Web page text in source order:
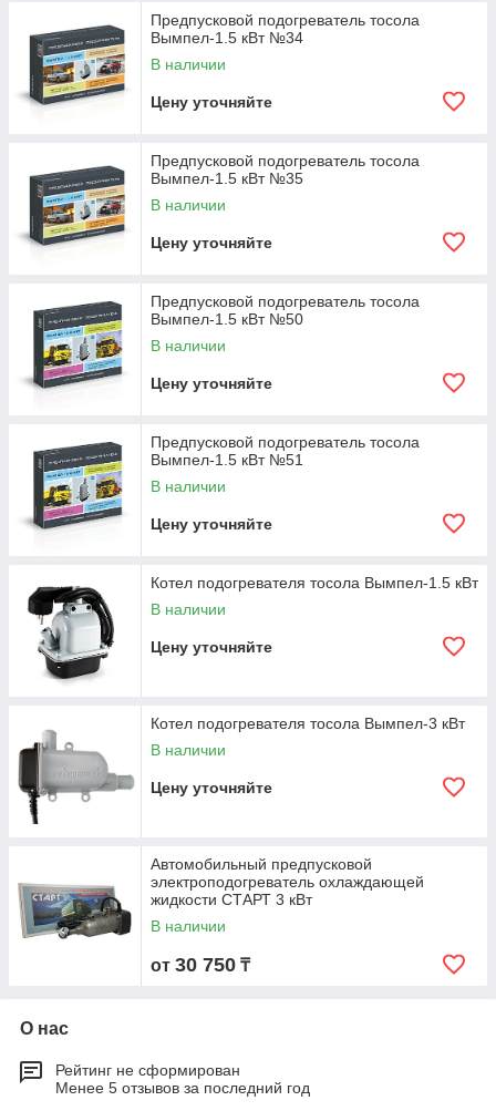
Предпусковой подогреватель тосола
Вымпел-1.5 кВт №34
В наличии
Цену уточняйте
Предпусковой подогреватель тосола
Вымпел-1.5 кВт №35
В наличии
Цену уточняйте
Предпусковой подогреватель тосола
Вымпел-1.5 кВт №50
В наличии
Цену уточняйте
Предпусковой подогреватель тосола
Вымпел-1.5 кВт №51
В наличии
Цену уточняйте
Котел подогревателя тосола Вымпел-1.5 кВт
В наличии
Цену уточняйте
Котел подогревателя тосола Вымпел-3 кВт
В наличии
Цену уточняйте
Автомобильный предпусковой
электроподогреватель охлаждающей
жидкости СТАРТ 3 кВт
В наличии
от 30 750 ₸
О нас
Рейтинг не сформирован
Менее 5 отзывов за последний год